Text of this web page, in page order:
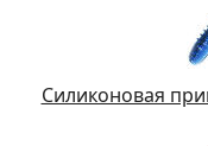
Силиконовая